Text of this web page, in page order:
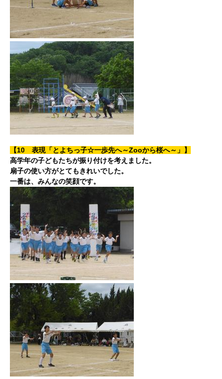
【10 表現「とよちっ子☆一歩先へ～Zooから桜へ～」】
高学年の子どもたちが振り付けを考えました。
扇子の使い方がとてもきれいでした。
一番は、みんなの笑顔です。